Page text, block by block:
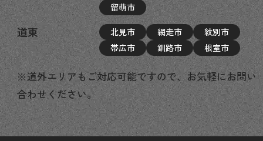
留萌市
道東 北見市 網走市
紋別市
帯広市
釧路市 根室市
※道外エリアもご対応可能ですので、お気軽にお問い
合わせください。